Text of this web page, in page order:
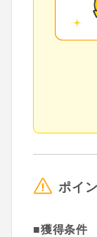
ポイ
■獲得条件